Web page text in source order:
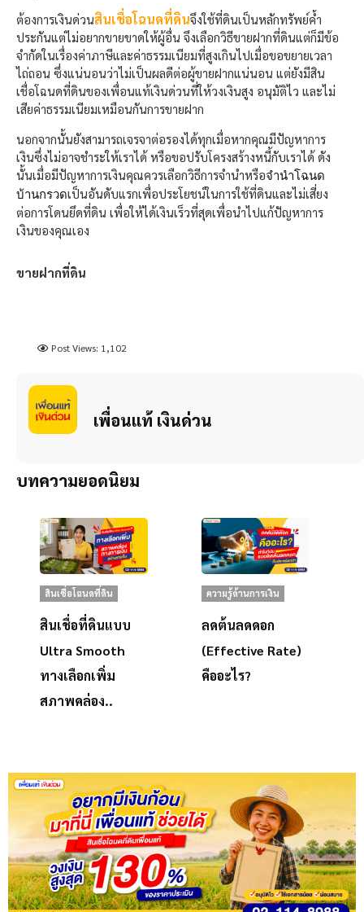
ต้องการเงินด่วนสินเชื่อโฉนดที่ดินจึงใช้ที่ดินเป็นหลักทรัพย์ค้ำ
ประกันแต่ไม่อยากขายขาดให้ผู้อื่น จึงเลือกวิธีขายฝากที่ดินแต่ก็มีข้อ
จำกัดในเรื่องค่าภาษีและค่าธรรมเนียมที่สูงเกินไปเมื่อขอขยายเวลา
ไถ่ถอน ซึ่งแน่นอนว่าไม่เป็นผลดีต่อผู้ขายฝากแน่นอน แต่ยังมีสิน
เชื่อโฉนดที่ดินของเพื่อนแท้เงินด่วนที่ให้วงเงินสูง อนุมัติไว และไม่
เสียค่าธรรมเนียมเหมือนกันการขายฝาก
นอกจากนั้นยังสามารถเจรจาต่อรองได้ทุกเมื่อหากคุณมีปัญหาการ
เงินซึ่งไม่อาจชำระให้เราได้ หรือขอปรับโครงสร้างหนี้กับเราได้ ดัง
นั้นเมื่อมีปัญหาการเงินคุณควรเลือกวิธีการจำนำหรือจำนำโฉนด
บ้านกรวดเป็นอันดับแรกเพื่อประโยชน์ในการใช้ที่ดินและไม่เสี่ยง
ต่อการโดนยึดที่ดิน เพื่อให้ได้เงินเร็วที่สุดเพื่อนำไปแก้ปัญหาการ
เงินของคุณเอง
ขายฝากที่ดิน
Post Views: 1,102
เพื่อนแท้ เงินด่วน
บทความยอดนิยม
สินเชื่อโฉนดที่ดิน
สินเชื่อที่ดินแบบ
Ultra Smooth
ทางเลือกเพิ่ม
สภาพคล่อง..
ความรู้ด้านการเงิน
ลดต้นลดดอก
(Effective Rate)
คืออะไร?